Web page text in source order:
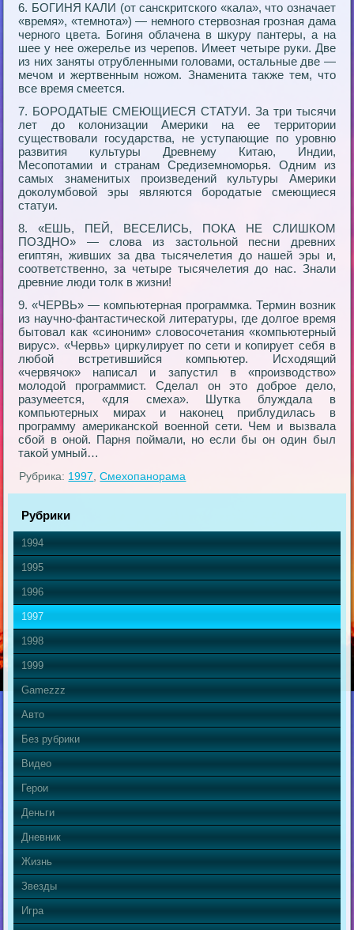
6. БОГИНЯ КАЛИ (от санскритского «кала», что означает
«время», «темнота») — немного стервозная грозная дама
черного цвета. Богиня облачена в шкуру пантеры, а на
шее у нее ожерелье из черепов. Имеет четыре руки. Две
из них заняты отрубленными головами, остальные две —
мечом и жертвенным ножом. Знаменита также тем, что
все время смеется.
7. БОРОДАТЫЕ СМЕЮЩИЕСЯ СТАТУИ. За три тысячи
лет до колонизации Америки на ее территории
существовали государства, не уступающие по уровню
развития культуры Древнему Китаю, Индии,
Месопотамии и странам Средиземноморья. Одним из
самых знаменитых произведений культуры Америки
доколумбовой эры являются бородатые смеющиеся
статуи.
8. «ЕШЬ, ПЕЙ, ВЕСЕЛИСЬ, ПОКА НЕ СЛИШКОМ
ПОЗДНО» — слова из застольной песни древних
египтян, живших за два тысячелетия до нашей эры и,
соответственно, за четыре тысячелетия до нас. Знали
древние люди толк в жизни!
9. «ЧЕРВЬ» — компьютерная программка. Термин возник
из научно-фантастической литературы, где долгое время
бытовал как «синоним» словосочетания «компьютерный
вирус». «Червь» циркулирует по сети и копирует себя в
любой встретившийся компьютер. Исходящий
«червячок» написал и запустил в «производство»
молодой программист. Сделал он это доброе дело,
разумеется, «для смеха». Шутка блуждала в
компьютерных мирах и наконец приблудилась в
программу американской военной сети. Чем и вызвала
сбой в оной. Парня поймали, но если бы он один был
такой умный…
Рубрика: 1997,Смехопанорама
Рубрики
1994
1995
1996
1997
1998
1999
Gamezzz
Авто
Без рубрики
Видео
Герои
Деньги
Дневник
Жизнь
Звезды
Игра